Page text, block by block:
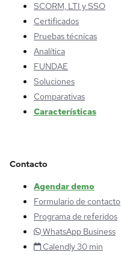
SCORM, LTI y SSO
Certificados
Pruebas técnicas
Analítica
FUNDAE
Soluciones
Comparativas
Características
Contacto
Agendar demo
Formulario de contacto
Programa de referidos
WhatsApp Business
Calendly 30 min